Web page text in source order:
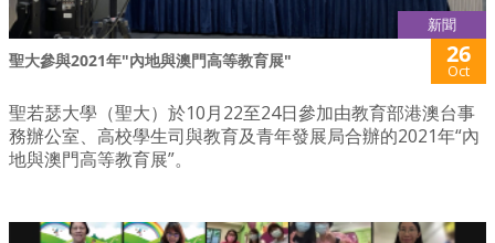
新聞
聖大參與2021年"內地與澳門高等教育展" 26
Oct
聖若瑟大學（聖大）於10月22至24日參加由教育部港澳台事
務辦公室、高校學生司與教育及青年發展局合辦的2021年“內
地與澳門高等教育展”。